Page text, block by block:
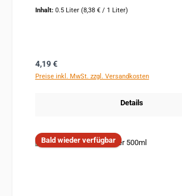
Inhalt: 0.5 Liter (8,38 € / 1 Liter)
Regulärer Preis:
4,19 €
Preise inkl. MwSt. zzgl. Versandkosten
Details
Bald wieder verfügbar